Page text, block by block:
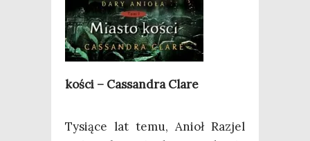
kości – Cas­san­dra Clare
Tysią­ce lat temu, Anioł Razjel